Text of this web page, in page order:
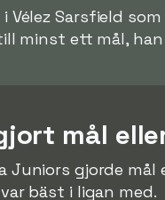
i Vélez Sarsfield
minst ett mål,
mål
Juniors gjorde mål
bäst i ligan med.